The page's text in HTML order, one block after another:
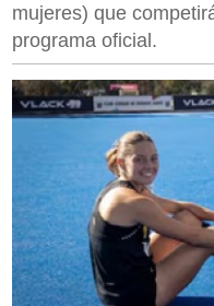
mujeres) que
programa oficial.